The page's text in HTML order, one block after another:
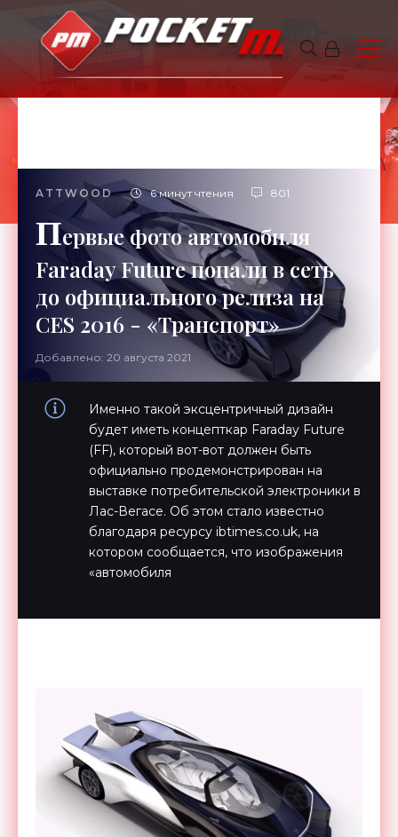
ATTWOOD 6 минут чтения 801
Первые фото автомобиля
Faraday Future попали в сеть
до официального релиза на
CES 2016 - «Транспорт»
Добавлено: 20 августа 2021
Именно такой эксцентричный дизайн
будет иметь концепткар Faraday Future
(FF), который вот-вот должен быть
официально продемонстрирован на
выставке потребительской электроники в
Лас-Вегасе. Об этом стало известно
благодаря ресурсу ibtimes.co.uk, на
котором сообщается, что изображения
«автомобиля